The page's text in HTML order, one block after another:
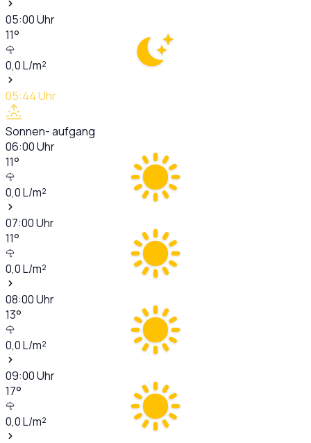
05:00Uhr
11°
0,0L/m²
05:44Uhr
Sonnen- aufgang
06:00Uhr
11°
0,0L/m²
07:00Uhr
11°
0,0L/m²
08:00Uhr
13°
0,0L/m²
09:00Uhr
17°
0,0L/m²